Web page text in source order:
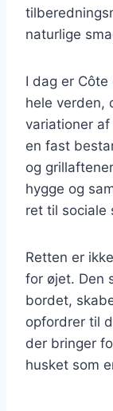
naturlige
I dag er
hele verden,
variationer
en fast
og
hygge og
ret til sociale
Retten er
for øjet. Den
bordet,
opfordrer til
der bringer
husket som